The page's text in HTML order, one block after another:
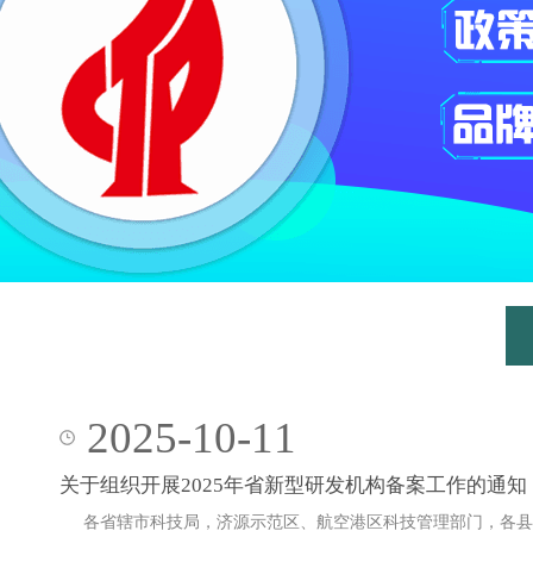
2025-10-11
关于组织开展2025年省新型研发机构备案工作的通知
各省辖市科技局，济源示范区、航空港区科技管理部门，